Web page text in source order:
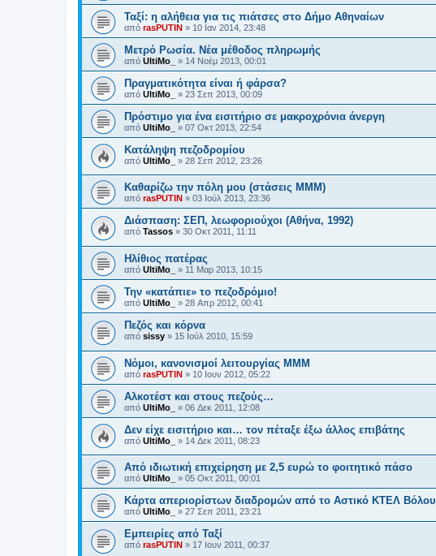
Ταξί: η αλήθεια για τις πιάτσες στο Δήμο Αθηναίων
από rasPUTIN » 10 Ιαν 2014, 23:48
Μετρό Ρωσία. Νέα μέθοδος πληρωμής
από UltiMo_ » 14 Νοέμ 2013, 00:01
Πραγματικότητα είναι ή φάρσα?
από UltiMo_ » 23 Σεπ 2013, 00:09
Πρόστιμο για ένα εισιτήριο σε μακροχρόνια άνεργη
από UltiMo_ » 07 Οκτ 2013, 22:54
Κατάληψη πεζοδρομίου
από UltiMo_ » 28 Σεπ 2012, 23:26
Καθαρίζω την πόλη μου (στάσεις ΜΜΜ)
από rasPUTIN » 03 Ιούλ 2013, 23:36
Διάσπαση: ΣΕΠ, λεωφοριούχοι (Αθήνα, 1992)
από Tassos » 30 Οκτ 2011, 11:11
Ηλίθιος πατέρας
από UltiMo_ » 11 Μαρ 2013, 10:15
Την «κατάπιε» το πεζοδρόμιο!
από UltiMo_ » 28 Απρ 2012, 00:41
Πεζός και κόρνα
από sissy » 15 Ιούλ 2010, 15:59
Νόμοι, κανονισμοί λειτουργίας ΜΜΜ
από rasPUTIN » 10 Ιουν 2012, 05:22
Αλκοτέστ και στους πεζούς…
από UltiMo_ » 06 Δεκ 2011, 12:08
Δεν είχε εισιτήριο και… τον πέταξε έξω άλλος επιβάτης
από UltiMo_ » 14 Δεκ 2011, 08:23
Από ιδιωτική επιχείρηση με 2,5 ευρώ το φοιτητικό πάσο
από UltiMo_ » 05 Οκτ 2011, 00:01
Κάρτα απεριορίστων διαδρομών από το Αστικό ΚΤΕΛ Βόλου
από UltiMo_ » 27 Σεπ 2011, 23:21
Εμπειρίες από Ταξί
από rasPUTIN » 17 Ιουν 2011, 00:37